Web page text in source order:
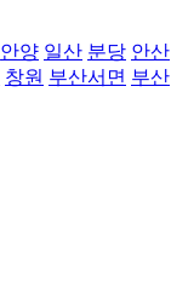
안양 일산 분당 안산
창원 부산서면 부산